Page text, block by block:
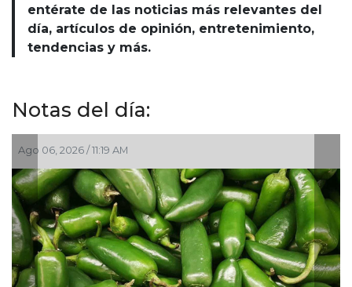
entérate de las noticias más relevantes del
día, artículos de opinión, entretenimiento,
tendencias y más.
Notas del día:
Ago 05, 2026 / 2:56 PM